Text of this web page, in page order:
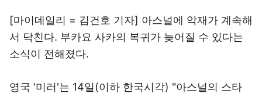
[마이데일리 = 김건호 기자] 아스널에 악재가 계속해
서 닥친다. 부카요 사카의 복귀가 늦어질 수 있다는
소식이 전해졌다.
영국 '미러'는 14일(이하 한국시각) "아스널의 스타